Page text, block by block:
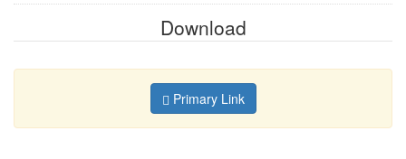
Download
Primary Link